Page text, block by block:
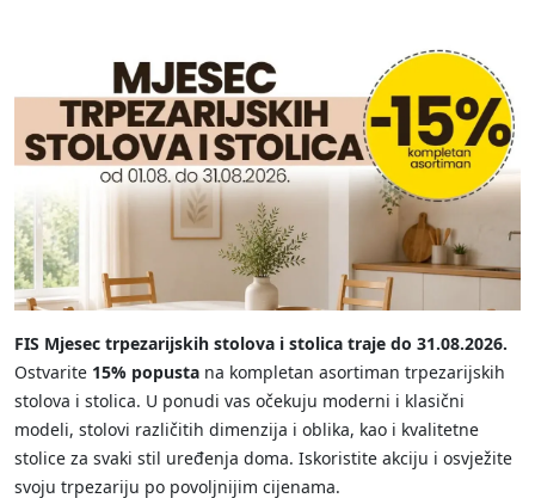
FIS Mjesec trpezarijskih stolova i stolica traje do 31.08.2026.
Ostvarite 15% popusta na kompletan asortiman trpezarijskih
stolova i stolica. U ponudi vas očekuju moderni i klasični
modeli, stolovi različitih dimenzija i oblika, kao i kvalitetne
stolice za svaki stil uređenja doma. Iskoristite akciju i osvježite
svoju trpezariju po povoljnijim cijenama.